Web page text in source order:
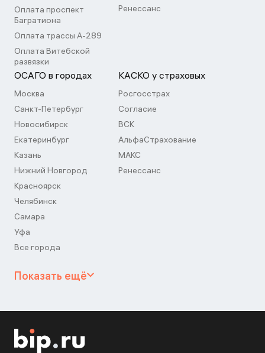
Оплата проспект
Багратиона
Оплата трассы А-289
Оплата Витебской
развязки
Ренессанс
ОСАГО в городах
Москва
Санкт-Петербург
Новосибирск
Екатеринбург
Казань
Нижний Новгород
Красноярск
Челябинск
Самара
Уфа
Все города
КАСКО у страховых
Росгосстрах
Согласие
ВСК
АльфаСтрахование
МАКС
Ренессанс
Показать ещё